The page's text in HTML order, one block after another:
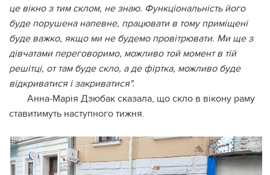
це вікно з тим склом, не знаю. Функціональність його
буде порушена напевне, працювати в тому приміщені
буде важко, якщо ми не будемо провітрювати. Ми ще з
дівчатами переговоримо, можливо той момент в тій
решітці, от там буде скло, а де фіртка, можливо буде
відкриватися і закриватися".
Анна-Марія Дзюбак сказала, що скло в вікону раму
ставитимуть наступного тижня.